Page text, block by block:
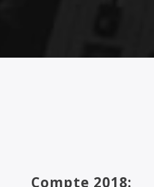
Compte 2018: